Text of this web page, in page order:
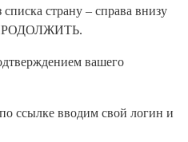
страну – справа внизу
вашего
ссылке вводим свой логин и